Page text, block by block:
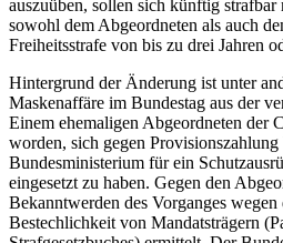
auszuüben, sollen sich künftig strafbar
sowohl dem Abgeordneten als auch
Freiheitsstrafe von bis zu drei Jahren
Hintergrund der Änderung ist unter
Maskenaffäre im Bundestag aus der
Einem ehemaligen Abgeordneten der
worden, sich gegen Provisionszahlung
Bundesministerium für ein
eingesetzt zu haben. Gegen den
Bekanntwerden des Vorganges wegen
Bestechlichkeit von Mandatsträgern